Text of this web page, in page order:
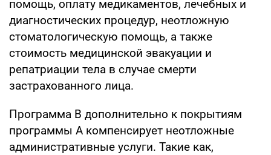
помощь, оплату медикаментов, лечебных и
диагностических процедур, неотложную
стоматологическую помощь, а также
стоимость медицинской эвакуации и
репатриации тела в случае смерти
застрахованного лица.
Программа B дополнительно к покрытиям
программы А компенсирует неотложные
административные услуги. Такие как,